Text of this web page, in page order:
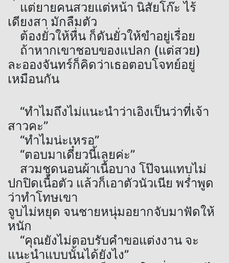
แต่ยายคนสวยแต่หน้า นิสัยโก๊ะ ไร้
เดียงสา มักลืมตัว
ต้องยั่วให้หื่น ก็ดันยั่วให้ขำอยู่เรื่อย
ถ้าหากเขาชอบของแปลก (แต่สวย)
ละอองจันทร์ก็คิดว่าเธอตอบโจทย์อยู่
เหมือนกัน
“ทำไมถึงไม่แนะนำว่าเอิงเป็นว่าที่เจ้า
สาวคะ”
“ทำไมน่ะเหรอ”
“ตอบมาเดี๋ยวนี้เลยค่ะ”
สวมชุดนอนผ้าเนื้อบาง โป๊จนแทบไม่
ปกปิดเนื้อตัว แล้วก็เอาตัวนัวเนีย พร่ำพูด
ว่าทำโทษเขา
จูบไม่หยุด จนชายหนุ่มอยากจับมาฟัดให้
หนัก
“คุณยังไม่ตอบรับคำขอแต่งงาน จะ
แนะนำแบบนั้นได้ยังไง”